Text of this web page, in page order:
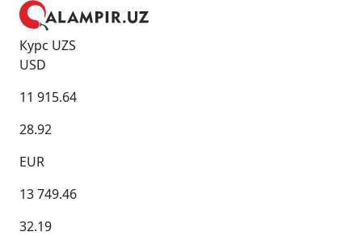
Курс UZS
USD
11 915.64
28.92
EUR
13 749.46
32.19